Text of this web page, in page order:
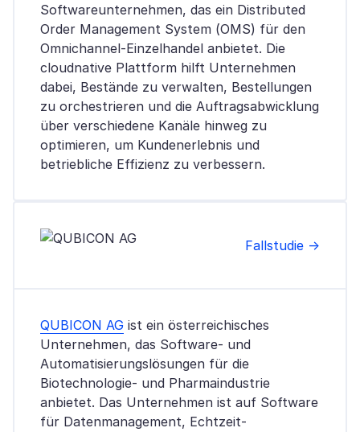
Softwareunternehmen, das ein Distributed
Order Management System (OMS) für den
Omnichannel-Einzelhandel anbietet. Die
cloudnative Plattform hilft Unternehmen
dabei, Bestände zu verwalten, Bestellungen
zu orchestrieren und die Auftragsabwicklung
über verschiedene Kanäle hinweg zu
optimieren, um Kundenerlebnis und
betriebliche Effizienz zu verbessern.
Fallstudie →
QUBICON AG ist ein österreichisches
Unternehmen, das Software- und
Automatisierungslösungen für die
Biotechnologie- und Pharmaindustrie
anbietet. Das Unternehmen ist auf Software
für Datenmanagement, Echtzeit-